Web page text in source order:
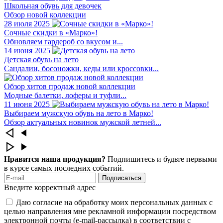
Школьная обувь для девочек
Обзор новой коллекции
28 июля 2025
Сочные скидки в «Марко»!
Обновляем гардероб со вкусом и...
14 июня 2025
Детская обувь на лето
Сандалии, босоножки, кеды или кроссовки...
Обзор хитов продаж новой коллекции
Модные балетки, лоферы и туфли...
11 июня 2025
Выбираем мужскую обувь на лето в Марко!
Обзор актуальных новинок мужской летней...
Нравится наша продукция? Подпишитесь и будьте первыми
в курсе самых последних событий.
Подписаться
Введите корректный адрес
Даю согласие на обработку моих персональных данных с
целью направления мне рекламной информации посредством
электронной почты (e-mail-рассылка) в соответствии с